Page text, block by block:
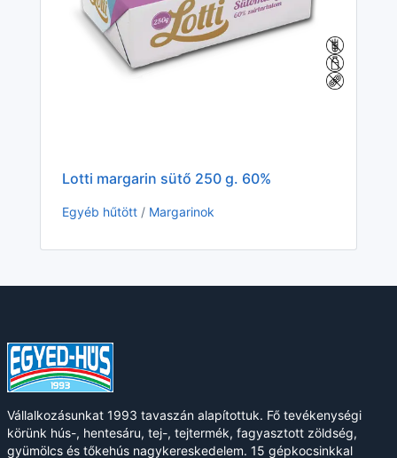
Lotti margarin sütő 250 g. 60%
Egyéb hűtött / Margarinok
Vállalkozásunkat 1993 tavaszán alapítottuk. Fő tevékenységi
körünk hús-, hentesáru, tej-, tejtermék, fagyasztott zöldség,
gyümölcs és tőkehús nagykereskedelem. 15 gépkocsinkkal